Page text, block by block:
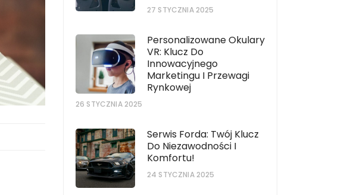
27 STYCZNIA 2025
Personalizowane Okulary
VR: Klucz Do
Innowacyjnego
Marketingu I Przewagi
Rynkowej
26 STYCZNIA 2025
Serwis Forda: Twój Klucz
Do Niezawodności I
Komfortu!
24 STYCZNIA 2025